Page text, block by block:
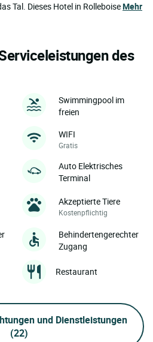
Tal. Dieses Hotel in RolleboiseMehr
des
Swimmingpool im
freien
WIFI
Gratis
Auto Elektrisches
Terminal
Akzeptierte Tiere
Kostenpflichtig
Behindertengerechter
Zugang
Restaurant
und Dienstleistungen
(22)